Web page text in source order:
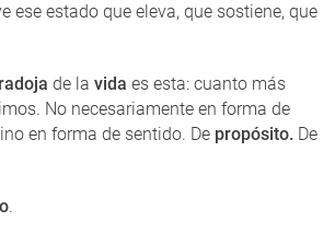
ese estado que eleva, que sostiene, que
de la vida es esta: cuanto más
No necesariamente en forma de
en forma de sentido. De propósito. De
.